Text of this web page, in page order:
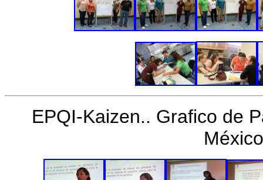
EPQI-Kaizen.. Grafico de